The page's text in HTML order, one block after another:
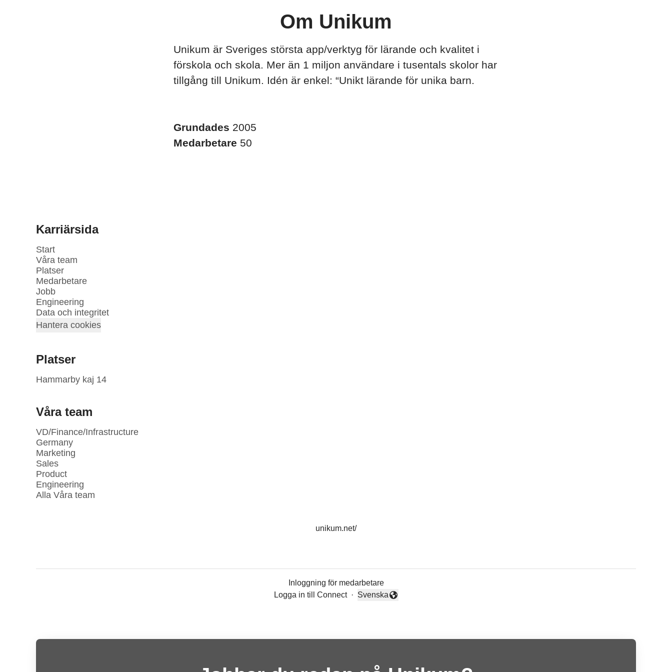
Om Unikum
Unikum är Sveriges största app/verktyg för lärande och kvalitet i
förskola och skola. Mer än 1 miljon användare i tusentals skolor har
tillgång till Unikum. Idén är enkel: “Unikt lärande för unika barn.
Grundades 2005
Medarbetare 50
Karriärsida
Start
Våra team
Platser
Medarbetare
Jobb
Engineering
Data och integritet
Hantera cookies
Platser
Hammarby kaj 14
Våra team
VD/Finance/Infrastructure
Germany
Marketing
Sales
Product
Engineering
Alla Våra team
unikum.net/
Inloggning för medarbetare
Logga in till Connect
·
Byt språk
Svenska